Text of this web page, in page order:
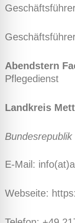
Abendstern
Pflegedienst
Landkreis
E-Mail:
Webseite: